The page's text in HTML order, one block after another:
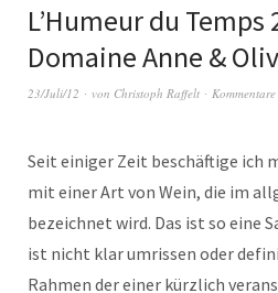
L’Humeur du Temps
Domaine Anne &
23/Juli/12 von Christoph Raffelt Kommentare
Seit einiger Zeit beschäftige ich
mit einer Art von Wein, die im
bezeichnet wird. Das ist so eine
ist nicht klar umrissen oder
Rahmen der einer kürzlich